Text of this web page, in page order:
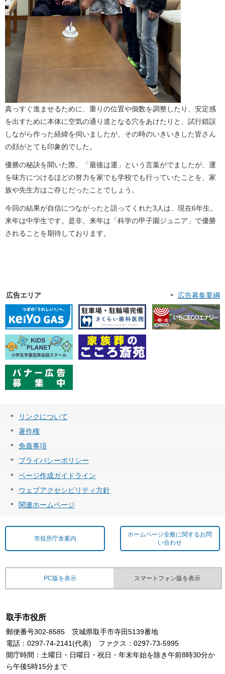
真っすぐ進ませるために、重りの位置や個数を調整したり、安定感
を出すために本体に空気の通り道となる穴をあけたりと、試行錯誤
しながら作った経緯を伺いましたが、その時のいきいきした皆さん
の顔がとても印象的でした。
優勝の秘訣を聞いた際、「最後は運」という言葉がでましたが、運
を味方につけるほどの努力を家でも学校でも行っていたことを、家
族や先生方はご存じだったことでしょう。
今回の結果が自信につながったと語ってくれた3人は、現在6年生。
来年は中学生です。是非、来年は「科学の甲子園ジュニア」で優勝
されることを期待しております。
広告エリア 広告募集要綱
リンクについて
著作権
免責事項
プライバシーポリシー
ページ作成ガイドライン
ウェブアクセシビリティ方針
関連ホームページ
市役所庁舎案内
ホームページ全般に関するお問
い合わせ
PC版を表示 スマートフォン版を表示
取手市役所
郵便番号302-8585 茨城県取手市寺田5139番地
電話：0297-74-2141(代表) ファクス：0297-73-5995
開庁時間：土曜日・日曜日・祝日・年末年始を除き午前8時30分か
ら午後5時15分まで